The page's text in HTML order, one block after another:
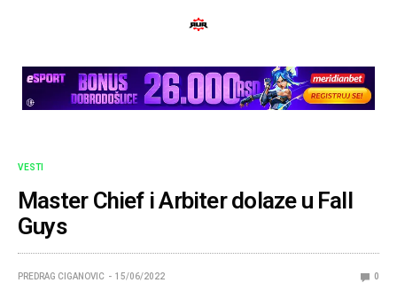
VESTI
Master Chief i Arbiter dolaze u Fall
Guys
PREDRAG CIGANOVIC 15/06/2022 0